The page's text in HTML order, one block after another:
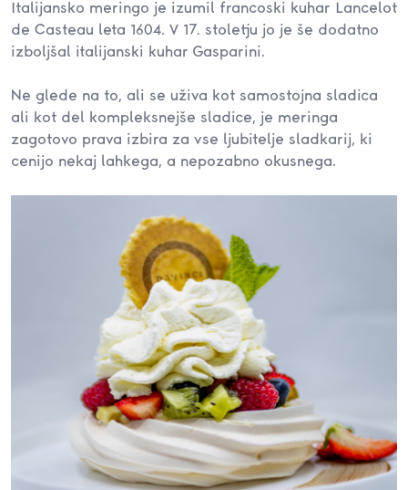
Italijansko meringo je izumil francoski kuhar Lancelot
de Casteau leta 1604. V 17. stoletju jo je še dodatno
izboljšal italijanski kuhar Gasparini.
Ne glede na to, ali se uživa kot samostojna sladica
ali kot del kompleksnejše sladice, je meringa
zagotovo prava izbira za vse ljubitelje sladkarij, ki
cenijo nekaj lahkega, a nepozabno okusnega.